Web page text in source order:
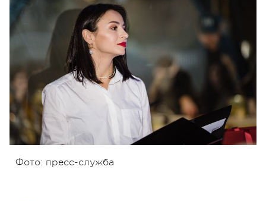
Фото: пресс-служба